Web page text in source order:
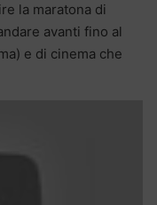
la maratona di
avanti fino al
e di cinema che